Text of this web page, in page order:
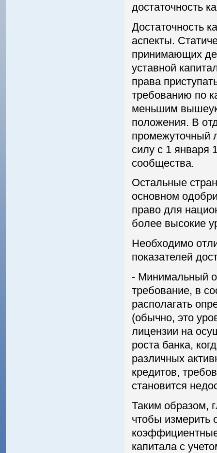
достаточность
Достаточность
аспекты.
принимающих
уставной
права
требованию по
меньшим
положения. В
промежуточный
силу с 1 января
сообщества.
Остальные
основном
право для
более высокие
Необходимо
показателей
- Минимальный
требование, в
располагать
(обычно, это
лицензии на
роста банка,
различных
кредитов,
становится
Таким образом,
чтобы измерить
коэффициентные
капитала с